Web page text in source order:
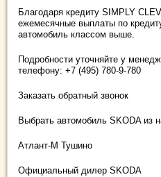
Благодаря кредиту SIMPLY
ежемесячные выплаты по
автомобиль классом выше.
Подробности уточняйте у
телефону: +7 (495) 780-9-780
Заказать обратный звонок
Выбрать автомобиль SKODA из
Атлант-М Тушино
Официальный дилер SKODA